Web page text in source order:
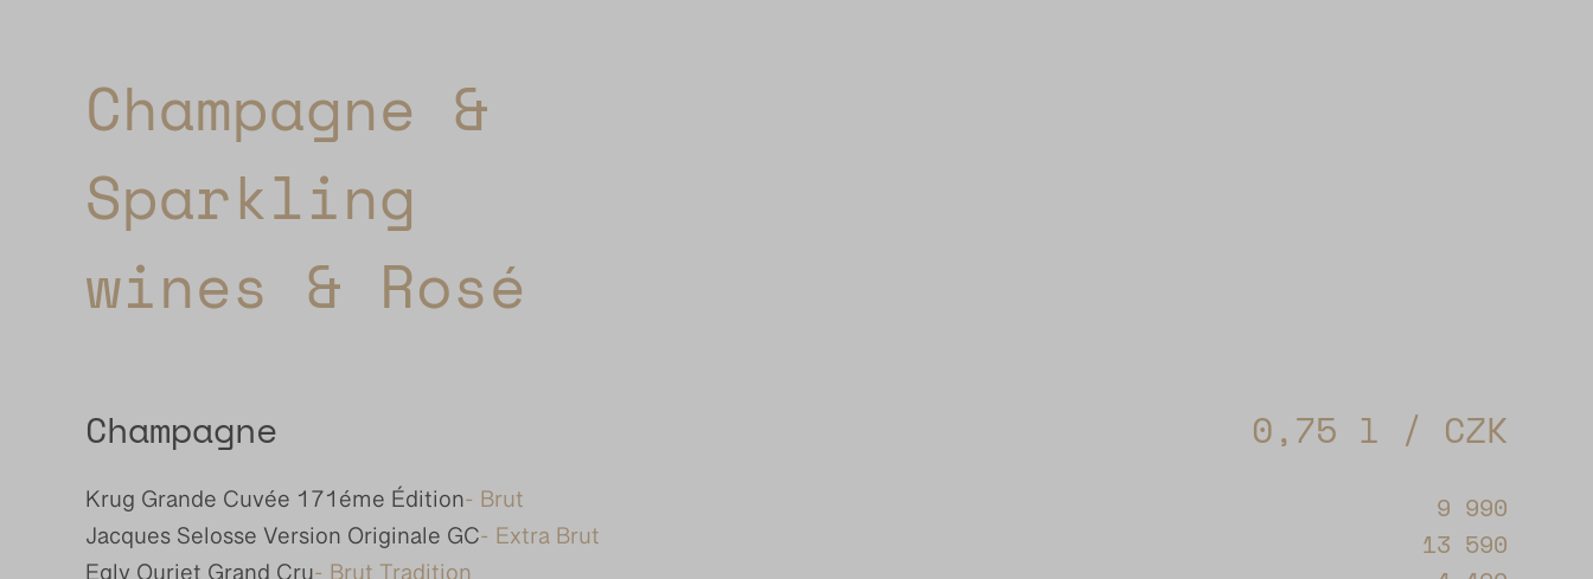
Champagne &
Sparkling
wines & Rosé
Champagne 0,75 l / CZK
Krug Grande Cuvée 171éme Édition- Brut 9 990
Jacques Selosse Version Originale GC- Extra Brut 13 590